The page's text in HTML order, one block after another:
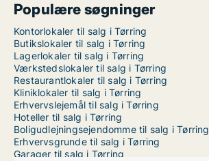
Populære søgninger
Kontorlokaler til salg i Tørring
Butikslokaler til salg i Tørring
Lagerlokaler til salg i Tørring
Værkstedslokaler til salg i Tørring
Restaurantlokaler til salg i Tørring
Kliniklokaler til salg i Tørring
Erhvervslejemål til salg i Tørring
Hoteller til salg i Tørring
Boligudlejningsejendomme til salg i Tørring
Erhvervsgrunde til salg i Tørring
Garager til salg i Tørring